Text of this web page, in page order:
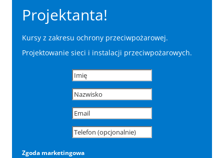
Projektanta!
Kursy z zakresu ochrony przeciwpożarowej.
Projektowanie sieci i instalacji przeciwpożarowych.
Zgoda marketingowa